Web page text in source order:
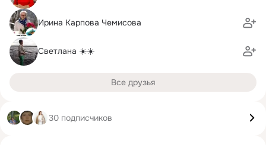
Ирина Карпова Чемисова
Светлана ☀️☀️
Все друзья
30 подписчиков